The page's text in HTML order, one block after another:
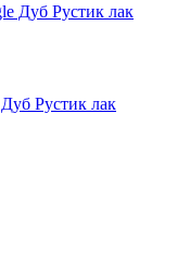
Рустик лак